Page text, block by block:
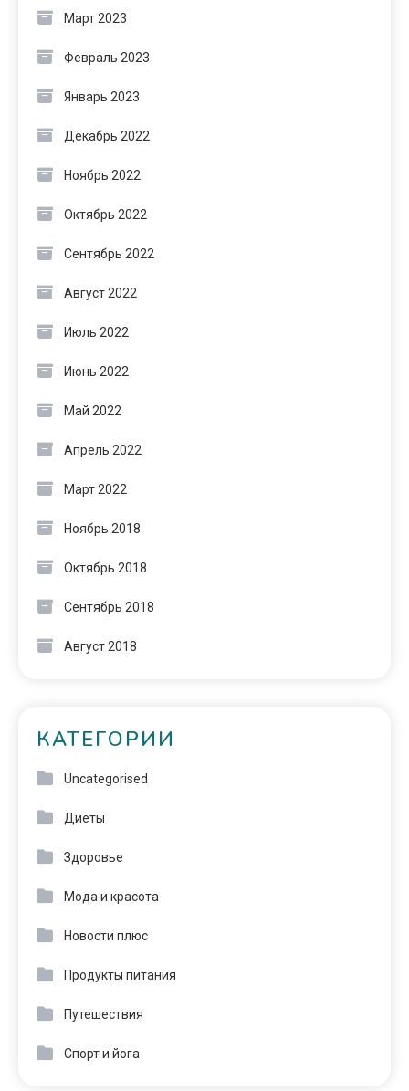
Март 2023
Февраль 2023
Январь 2023
Декабрь 2022
Ноябрь 2022
Октябрь 2022
Сентябрь 2022
Август 2022
Июль 2022
Июнь 2022
Май 2022
Апрель 2022
Март 2022
Ноябрь 2018
Октябрь 2018
Сентябрь 2018
Август 2018
КАТЕГОРИИ
Uncategorised
Диеты
Здоровье
Мода и красота
Новости плюс
Продукты питания
Путешествия
Спорт и йога